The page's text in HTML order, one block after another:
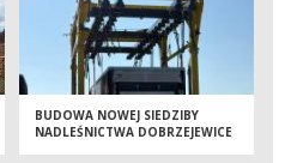
BUDOWA NOWEJ SIEDZIBY
NADLEŚNICTWA DOBRZEJEWICE